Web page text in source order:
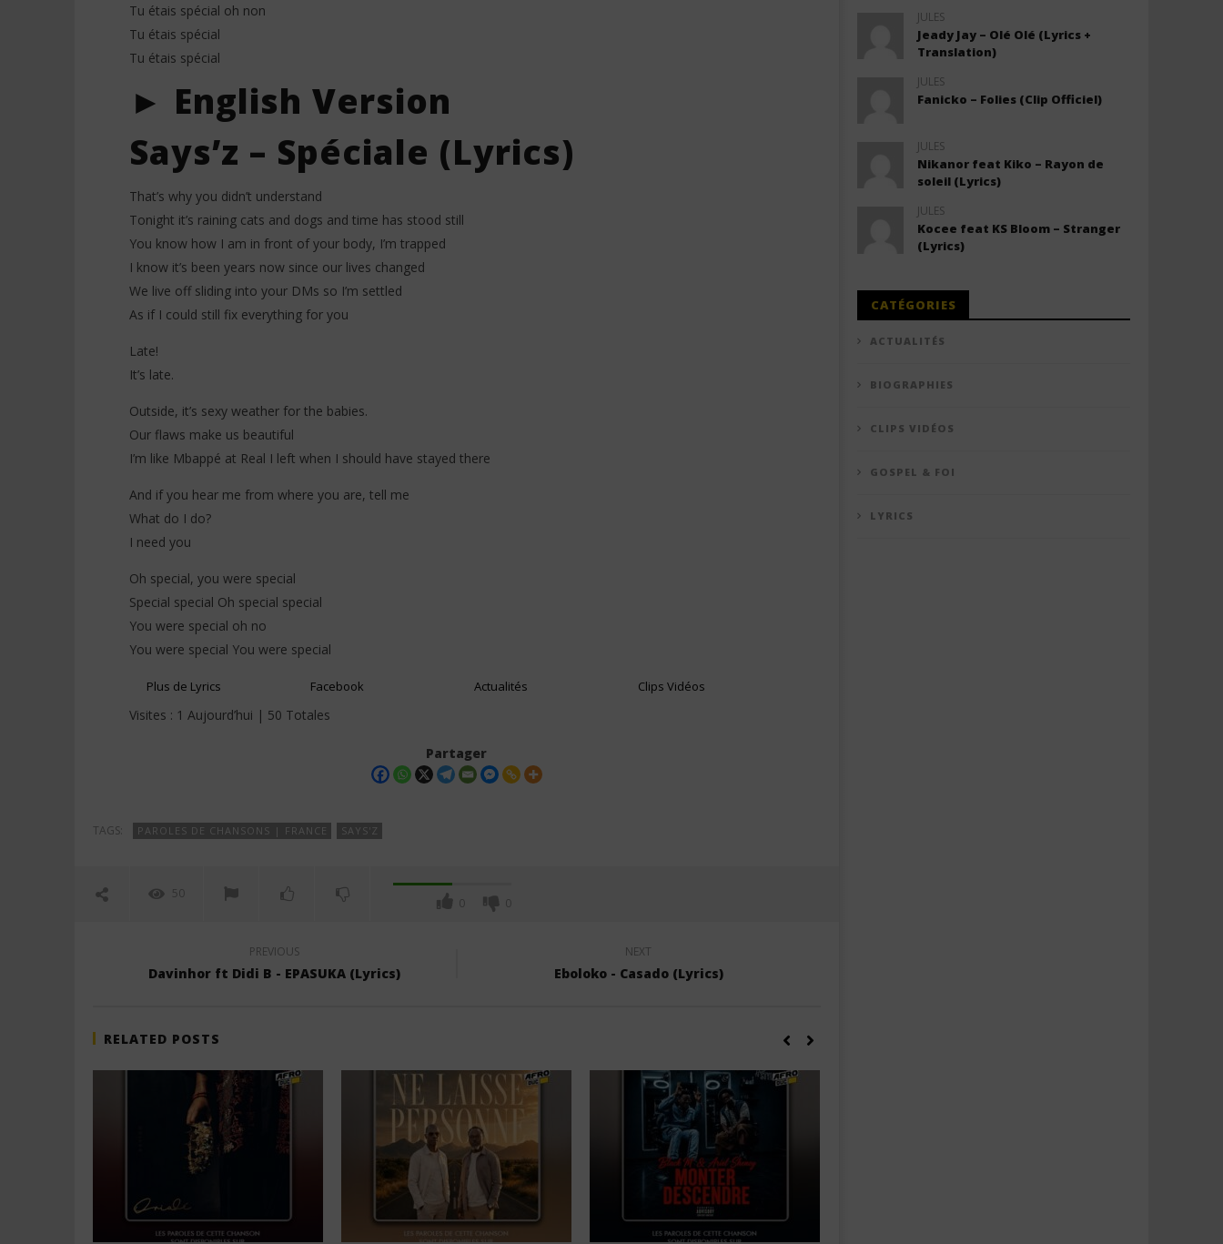
Tu étais spécial oh non
Tu étais spécial
Tu étais spécial
► English Version
Says’z – Spéciale (Lyrics)
That’s why you didn’t understand
Tonight it’s raining cats and dogs and time has stood still
You know how I am in front of your body, I’m trapped
I know it’s been years now since our lives changed
We live off sliding into your DMs so I’m settled
As if I could still fix everything for you
Late!
It’s late.
Outside, it’s sexy weather for the babies.
Our flaws make us beautiful
I’m like Mbappé at Real I left when I should have stayed there
And if you hear me from where you are, tell me
What do I do?
I need you
Oh special, you were special
Special special Oh special special
You were special oh no
You were special You were special
Plus de Lyrics Facebook Actualités Clips Vidéos
Visites : 1 Aujourd’hui | 50 Totales
Partager
TAGS: PAROLES DE CHANSONS | FRANCE SAYS'Z
50
0 0
PREVIOUS
Davinhor ft Didi B - EPASUKA (Lyrics)
NEXT
Eboloko - Casado (Lyrics)
RELATED POSTS
JULES
Jeady Jay – Olé Olé (Lyrics +
Translation)
JULES
Fanicko – Folies (Clip Officiel)
JULES
Nikanor feat Kiko – Rayon de
soleil (Lyrics)
JULES
Kocee feat KS Bloom – Stranger
(Lyrics)
CATÉGORIES
ACTUALITÉS
BIOGRAPHIES
CLIPS VIDÉOS
GOSPEL & FOI
LYRICS